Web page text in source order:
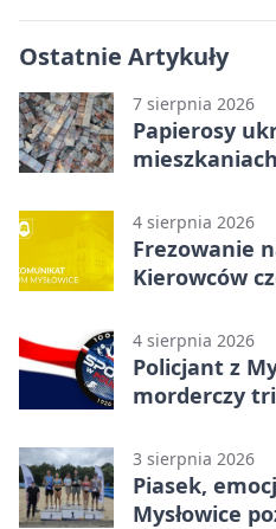
Ostatnie Artykuły
7 sierpnia 2026
Papierosy
4 sierpnia 2026
Frezowanie
Kierowców
4 sierpnia 2026
Policjant z
morderczy
3 sierpnia 2026
Piasek,
Mysłowice